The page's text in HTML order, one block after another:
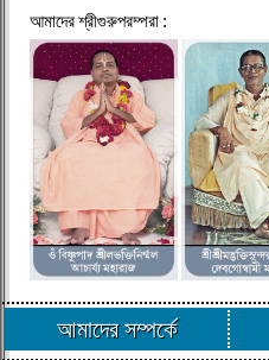
আমাদের শ্রীগুরুপরম্পরা :
আমাদের সম্পর্কে